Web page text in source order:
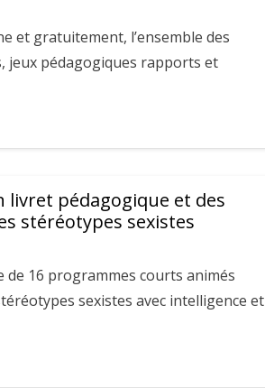
et gratuitement, l’ensemble des
jeux pédagogiques rapports et
livret pédagogique et des
stéréotypes sexistes
16 programmes courts animés
sexistes avec intelligence et